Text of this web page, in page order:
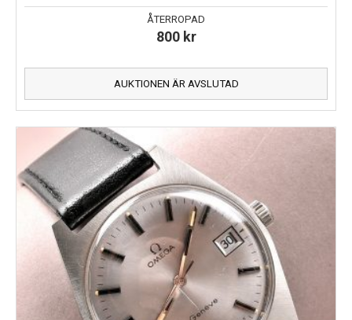
ÅTERROPAD
800 kr
AUKTIONEN ÄR AVSLUTAD